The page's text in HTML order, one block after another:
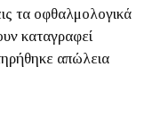
τα οφθαλμολογικά
καταγραφεί
απώλεια